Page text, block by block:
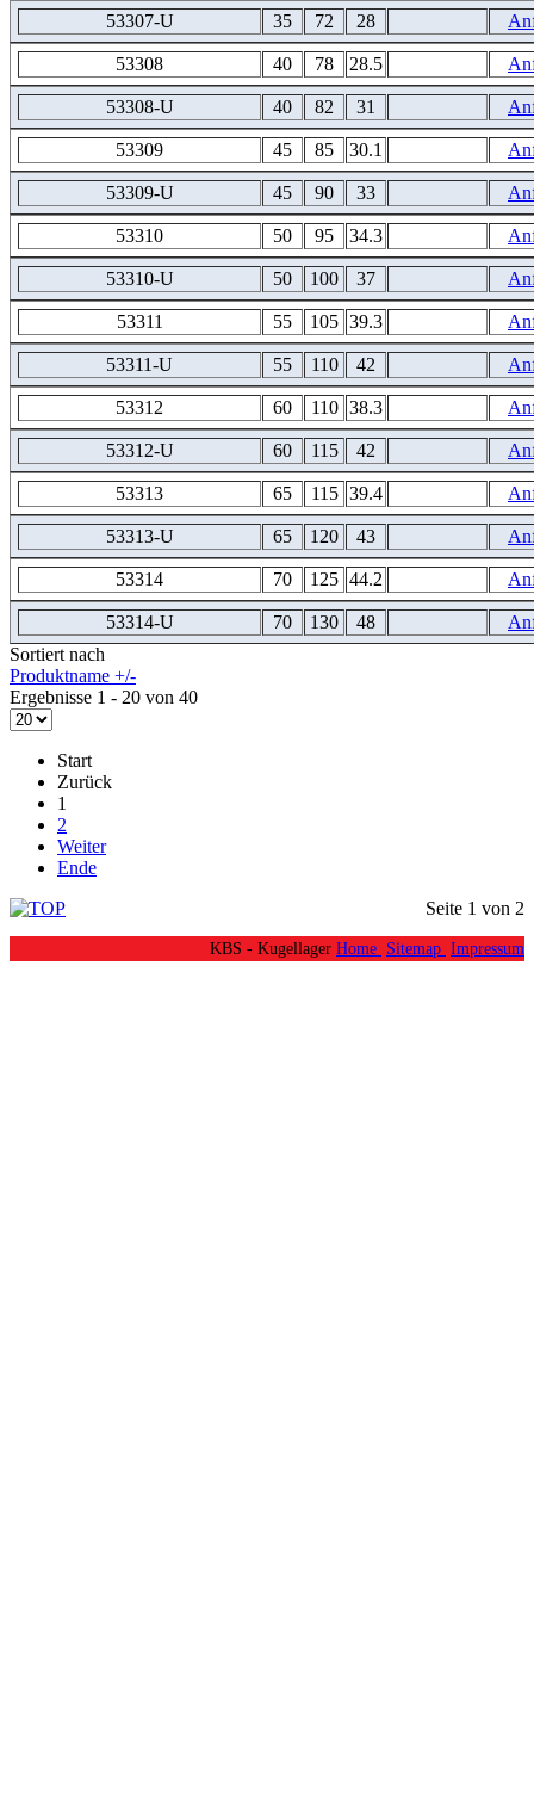
53307-U 35 72 28
53308 40 78 28.5
53308-U 40 82 31
53309 45 85 30.1
53309-U 45 90 33
53310 50 95 34.3
53310-U 50 100 37
53311 55 105 39.3
53311-U 55 110 42
53312 60 110 38.3
53312-U 60 115 42
53313 65 115 39.4
53313-U 65 120 43
53314 70 125 44.2
53314-U 70 130 48
Sortiert nach
Produktname +/-
Ergebnisse 1 - 20 von 40
Start
Zurück
1
2
Weiter
Ende
Seite 1 von 2
KBS - Kugellager Home Sitemap Impressum